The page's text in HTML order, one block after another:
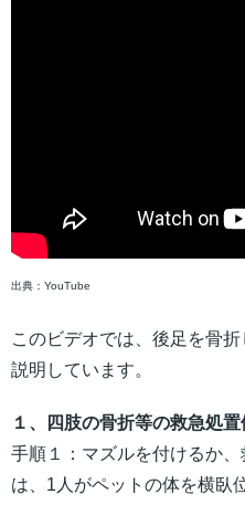
出典：YouTube
このビデオでは、後足を骨
説明しています。
１、四肢の骨折等の救急処置
手順１：マズルを付けるか
は、1人がペットの体を横臥